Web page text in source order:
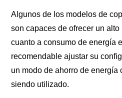
Algunos de los modelos de
son capaces de ofrecer un
cuanto a consumo de energía
recomendable ajustar su
un modo de ahorro de energía
siendo utilizado.